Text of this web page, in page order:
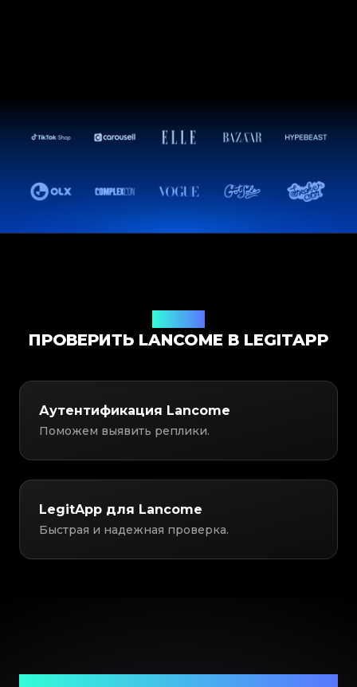
ПРОВЕРИТЬ LANCOME В LEGITAPP
Аутентификация Lancome
Поможем выявить реплики.
LegitApp для Lancome
Быстрая и надежная проверка.